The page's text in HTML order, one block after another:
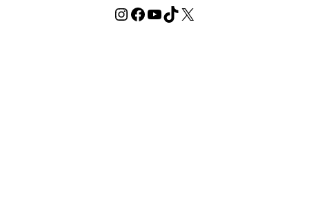
Instagram
Facebook
YouTube
TikTok
X